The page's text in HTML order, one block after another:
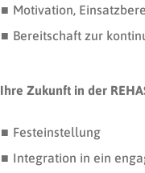
Motivation,
Bereitschaft zur
Ihre Zukunft in der
Festeinstellung
Integration in ein